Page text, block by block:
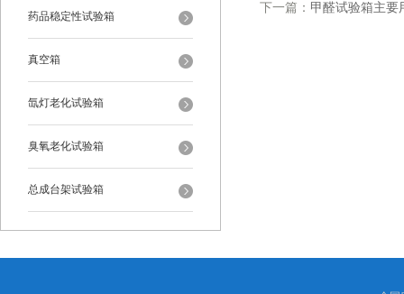
药品稳定性试验箱
真空箱
氙灯老化试验箱
臭氧老化试验箱
总成台架试验箱
下一篇： 甲醛试验箱主要